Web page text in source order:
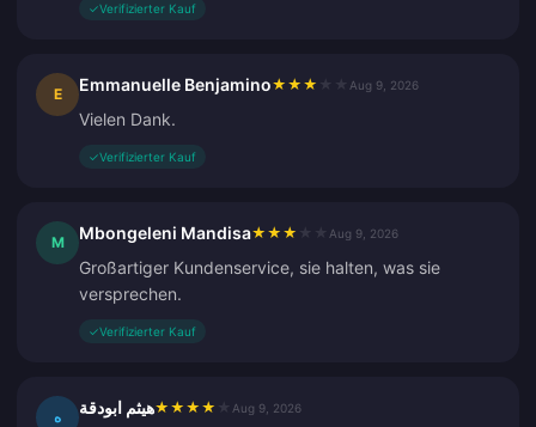
✓Verifizierter Kauf
E Emmanuelle Benjamino★ ★ ★ Aug 9, 2026
Vielen Dank.
✓Verifizierter Kauf
M Mbongeleni Mandisa★ ★ ★ Aug 9, 2026
Großartiger Kundenservice, sie halten, was sie
versprechen.
✓Verifizierter Kauf
ه هيثم ابودقة★ ★ ★ ★ Aug 9, 2026